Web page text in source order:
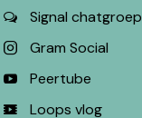
Signal chatgroep
Gram Social
Peertube
Loops vlog